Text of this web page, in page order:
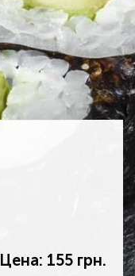
Цена: 155 грн.